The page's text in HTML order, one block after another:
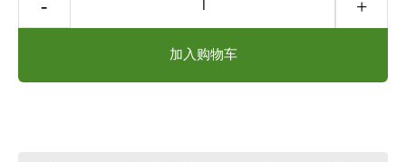
加入购物车